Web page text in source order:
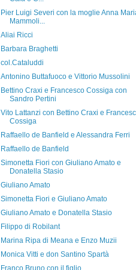
Pier Luigi Severi con la moglie Anna
Mammoli...
Aliai Ricci
Barbara Braghetti
col.Cataluddi
Antonino Buttafuoco e Vittorio Mussolini
Bettino Craxi e Francesco Cossiga con
Sandro Pertini
Vito Lattanzi con Bettino Craxi e
Cossiga
Raffaello de Banfield e Alessandra Ferri
Raffaello de Banfield
Simonetta Fiori con Giuliano Amato e
Donatella Stasio
Giuliano Amato
Simonetta Fiori e Giuliano Amato
Giuliano Amato e Donatella Stasio
Filippo di Robilant
Marina Ripa di Meana e Enzo Muzii
Monica Vitti e don Santino Spartà
Franco Bruno con il figlio